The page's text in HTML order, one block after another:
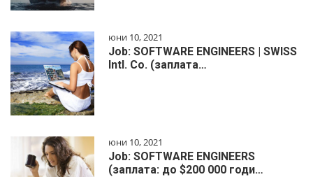
юни 10, 2021
Job: SOFTWARE ENGINEERS | SWISS
Intl. Co. (заплата…
юни 10, 2021
Job: SOFTWARE ENGINEERS
(заплата: до $200 000 годи…